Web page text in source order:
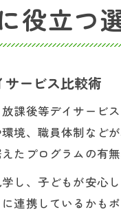
役立つ
ービス比較術
課後等デイサービ
境、職員体制など
たプログラムの有
し、子どもが安心
連携しているかもポ